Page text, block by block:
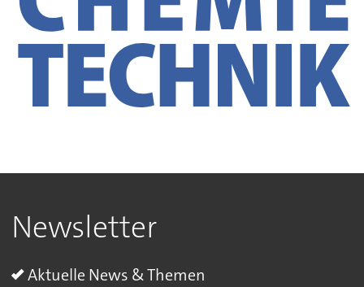
Newsletter
Aktuelle News & Themen